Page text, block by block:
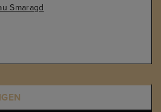
Smaragd